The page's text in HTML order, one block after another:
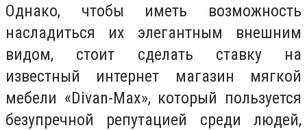
Однако, чтобы иметь возможность
насладиться их элегантным внешним
видом, стоит сделать ставку на
известный интернет магазин мягкой
мебели «Divan-Max», который пользуется
безупречной репутацией среди людей,